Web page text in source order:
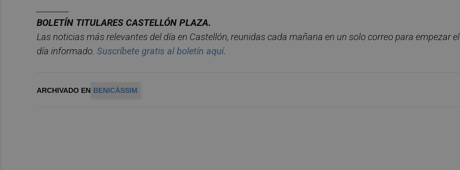
BOLETÍN TITULARES CASTELLÓN PLAZA.
Las noticias más relevantes del día en Castellón, reunidas cada mañana en un solo correo para empezar el
día informado. Suscríbete gratis al boletín aquí.
ARCHIVADO EN BENICÀSSIM